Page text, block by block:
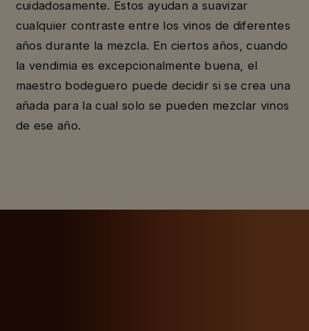
cuidadosamente. Estos ayudan a suavizar
cualquier contraste entre los vinos de diferentes
años durante la mezcla. En ciertos años, cuando
la vendimia es excepcionalmente buena, el
maestro bodeguero puede decidir si se crea una
añada para la cual solo se pueden mezclar vinos
de ese año.